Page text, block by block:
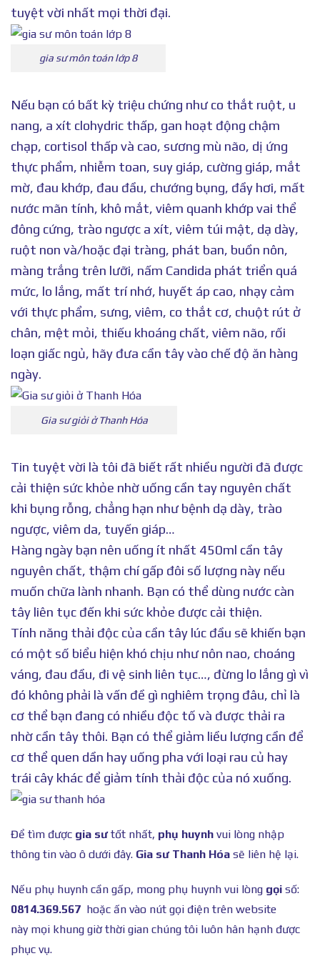
tuyệt vời nhất mọi thời đại.
gia sư môn toán lớp 8
Nếu bạn có bất kỳ triệu chứng như co thắt ruột, u
nang, a xít clohydric thấp, gan hoạt động chậm
chạp, cortisol thấp và cao, sương mù não, dị ứng
thực phẩm, nhiễm toan, suy giáp, cường giáp, mắt
mờ, đau khớp, đau đầu, chướng bụng, đầy hơi, mất
nước mãn tính, khô mắt, viêm quanh khớp vai thể
đông cứng, trào ngược a xít, viêm túi mật, dạ dày,
ruột non và/hoặc đại tràng, phát ban, buồn nôn,
màng trắng trên lưỡi, nấm Candida phát triển quá
mức, lo lắng, mất trí nhớ, huyết áp cao, nhạy cảm
với thực phẩm, sưng, viêm, co thắt cơ, chuột rút ở
chân, mệt mỏi, thiếu khoáng chất, viêm não, rối
loạn giấc ngủ, hãy đưa cần tây vào chế độ ăn hàng
ngày.
Gia sư giỏi ở Thanh Hóa
Tin tuyệt vời là tôi đã biết rất nhiều người đã được
cải thiện sức khỏe nhờ uống cần tay nguyên chất
khi bụng rỗng, chẳng hạn như bệnh dạ dày, trào
ngược, viêm da, tuyến giáp…
Hàng ngày bạn nên uống ít nhất 450ml cần tây
nguyên chất, thậm chí gấp đôi số lượng này nếu
muốn chữa lành nhanh. Bạn có thể dùng nước càn
tây liên tục đến khi sức khỏe được cải thiện.
Tính năng thải độc của cần tây lúc đầu sẽ khiến bạn
có một số biểu hiện khó chịu như nôn nao, choáng
váng, đau đầu, đi vệ sinh liên tục…, đừng lo lắng gì vì
đó không phải là vấn đề gì nghiêm trọng đâu, chỉ là
cơ thể bạn đang có nhiều độc tố và được thải ra
nhờ cần tây thôi. Bạn có thể giảm liều lượng cần để
cơ thể quen dần hay uống pha với loại rau củ hay
trái cây khác để giảm tính thải độc của nó xuống.
Để tìm được gia sưtốt nhất, phụ huynh vui lòng nhập
thông tin vào ô dưới đây. Gia sư Thanh Hóa sẽ liên hệ lại.
Nếu phụ huynh cần gấp, mong phụ huynh vui lòng gọi số:
0814.369.567 hoặc ấn vào nút gọi điện trên website
này mọi khung giờ thời gian chúng tôi luôn hân hạnh được
phục vụ.